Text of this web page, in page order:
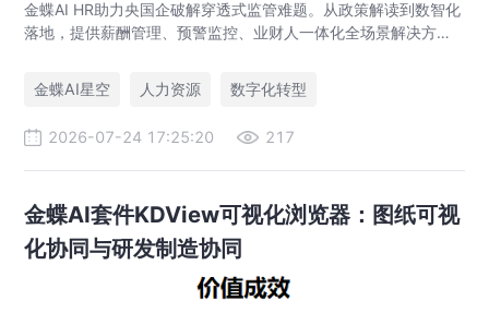
金蝶AI HR助力央国企破解穿透式监管难题。从政策解读到数智化
落地，提供薪酬管理、预警监控、业财人一体化全场景解决方
金蝶AI星空
人力资源 数字化转型
2026-07-24 17:25:20 217
金蝶AI套件KDView可视化浏览器：图纸可视
化协同与研发制造协同